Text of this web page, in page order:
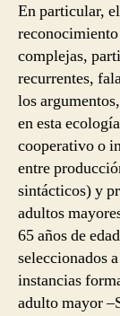
En particular,
complejas,
recurrentes,
los
en esta
cooperativo o
entre
sintácticos) y
adultos
65 años de
seleccionados
instancias
adulto mayor